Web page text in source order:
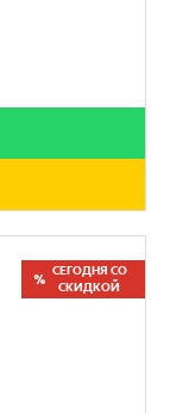
СЕГОДНЯ СО
СКИДКОЙ